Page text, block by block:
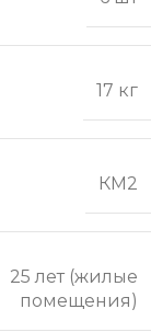
17 кг
КМ2
25 лет (жилые
помещения)